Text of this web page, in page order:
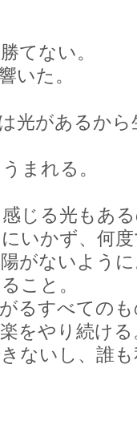
てない。
いた。
光があるか
まれる。
じる光もあ
いかず、何
がないよう
こと。
るすべての
をやり続け
ないし、誰